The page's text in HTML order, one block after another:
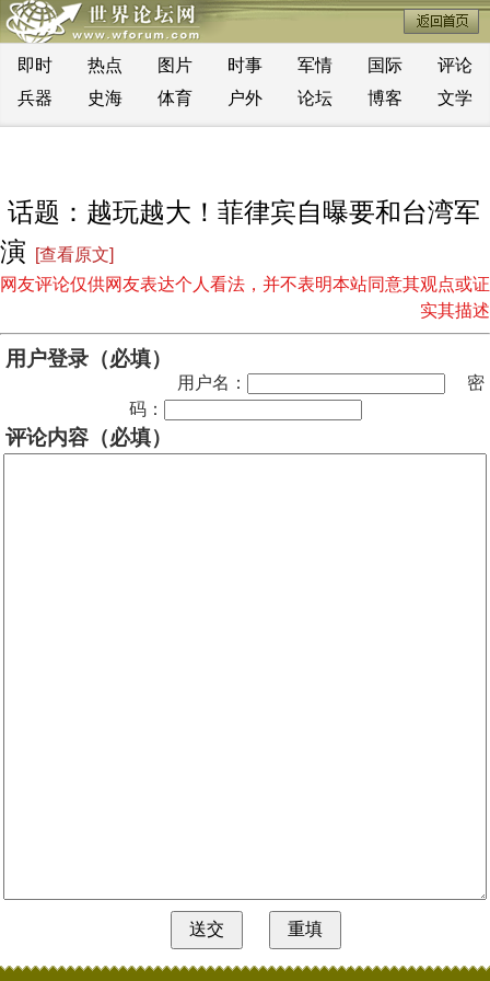
即时 热点 图片 时事 军情 国际
评论
兵器
史海 体育 户外 论坛 博客 文学
话题：越玩越大！菲律宾自曝要和台湾军
演
[查看原文]
网友评论仅供网友表达个人看法，并不表明本站同意其观点或证
实其描述
用户登录（必填）
用户名：
密
码：
评论内容（必填）